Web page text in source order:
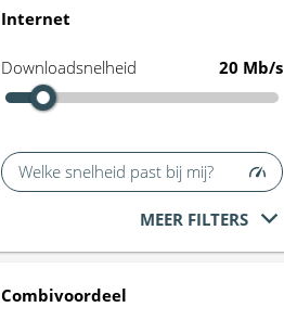
Internet
Downloadsnelheid 20 Mb/s
Welke snelheid past bij mij?
MEER FILTERS
Combivoordeel